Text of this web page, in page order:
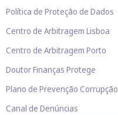
Política de Proteção de Dados
Centro de Arbitragem Lisboa
Centro de Arbitragem Porto
Doutor Finanças Protege
Plano de Prevenção Corrupção
Canal de Denúncias